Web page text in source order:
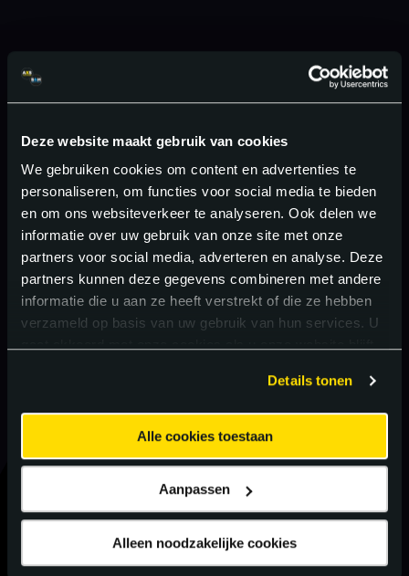
Deze website maakt gebruik van cookies
We gebruiken cookies om content en advertenties te
personaliseren, om functies voor social media te bieden
en om ons websiteverkeer te analyseren. Ook delen we
informatie over uw gebruik van onze site met onze
partners voor social media, adverteren en analyse. Deze
partners kunnen deze gegevens combineren met andere
informatie die u aan ze heeft verstrekt of die ze hebben
verzameld op basis van uw gebruik van hun services. U
Details tonen
Alle cookies toestaan
Aanpassen
Alleen noodzakelijke cookies